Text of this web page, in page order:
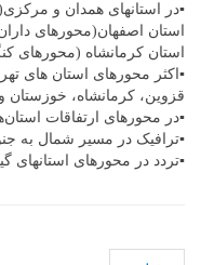
▪️در استانهای همدان و
استان اصفهان(محورهای
استان کرمانشاه (محورهای
▪️اکثر محورهای استان های
قزوین، کرمانشاه، خوزستان
▪️در محورهای ارتفاقات
▪️ترافیک در مسیر شمال به
▪️تردد در محورهای استانهای